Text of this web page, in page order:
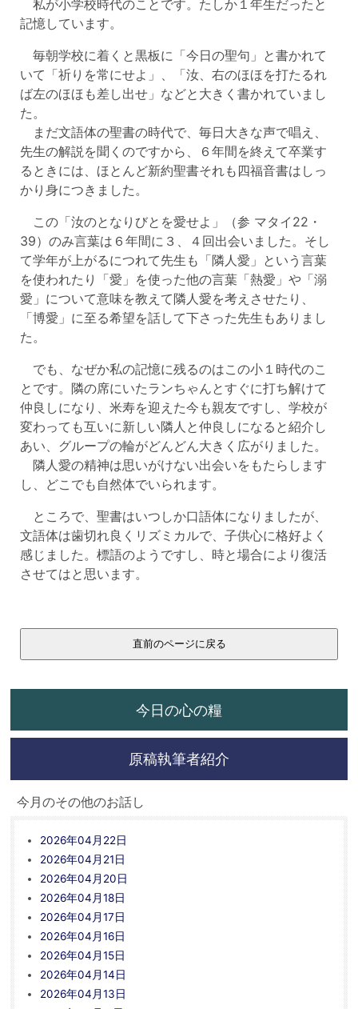
私が小学校時代のことです。たしか１年生だったと
記憶しています。
毎朝学校に着くと黒板に「今日の聖句」と書かれて
いて「祈りを常にせよ」、「汝、右のほほを打たるれ
ば左のほほも差し出せ」などと大きく書かれていまし
た。
まだ文語体の聖書の時代で、毎日大きな声で唱え、
先生の解説を聞くのですから、６年間を終えて卒業す
るときには、ほとんど新約聖書それも四福音書はしっ
かり身につきました。
この「汝のとなりびとを愛せよ」（参 マタイ22・
39）のみ言葉は６年間に３、４回出会いました。そし
て学年が上がるにつれて先生も「隣人愛」という言葉
を使われたり「愛」を使った他の言葉「熱愛」や「溺
愛」について意味を教えて隣人愛を考えさせたり、
「博愛」に至る希望を話して下さった先生もありまし
た。
でも、なぜか私の記憶に残るのはこの小１時代のこ
とです。隣の席にいたランちゃんとすぐに打ち解けて
仲良しになり、米寿を迎えた今も親友ですし、学校が
変わっても互いに新しい隣人と仲良しになると紹介し
あい、グループの輪がどんどん大きく広がりました。
隣人愛の精神は思いがけない出会いをもたらします
し、どこでも自然体でいられます。
ところで、聖書はいつしか口語体になりましたが、
文語体は歯切れ良くリズミカルで、子供心に格好よく
感じました。標語のようですし、時と場合により復活
させてはと思います。
今日の心の糧
原稿執筆者紹介
今月のその他のお話し
2026年04月22日
2026年04月21日
2026年04月20日
2026年04月18日
2026年04月17日
2026年04月16日
2026年04月15日
2026年04月14日
2026年04月13日